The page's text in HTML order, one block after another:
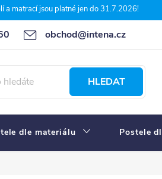
a matrací jsou platné jen do 31.7.2026!
obchod@intena.cz
7 důvodů, proč nakupit u Intena nábytek
HLEDAT
dle materiálu Postele